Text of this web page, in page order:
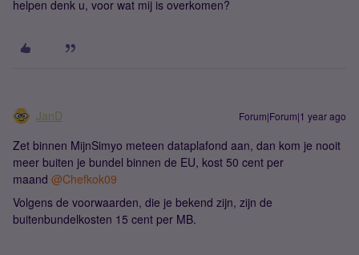
helpen denk u, voor wat mij is overkomen?
JanD Forum|Forum|1 year ago
Zet binnen MijnSimyo meteen dataplafond aan, dan kom je nooit
meer buiten je bundel binnen de EU, kost 50 cent per
maand @Chefkok09
Volgens de voorwaarden, die je bekend zijn, zijn de
buitenbundelkosten 15 cent per MB.